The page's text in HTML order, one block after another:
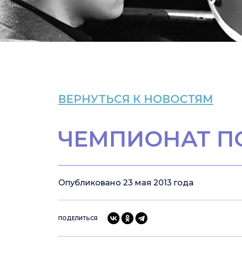
ВЕРНУТЬСЯ К НОВОСТЯМ
ЧЕМПИОНАТ
Опубликовано 23 мая 2013 года
ПОДЕЛИТЬСЯ